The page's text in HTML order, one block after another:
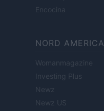
Encocina
NORD AMERICA
Womanmagazine
Investing Plus
Newz
Newz US